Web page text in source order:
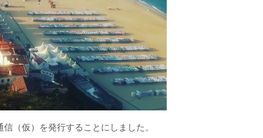
（仮）を発行することにしました。